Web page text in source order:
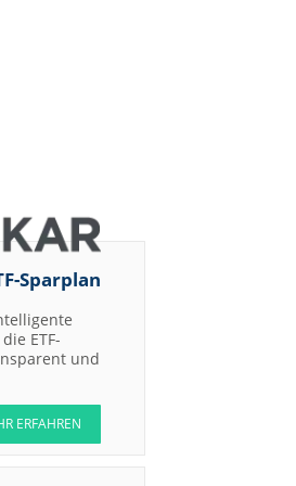
Co. KG
(Berenberg
Bank)
DZ BANK
DZ BANK
Jefferies &
Company
Jefferies &
Company
Inc.
Sparplan
ETF-
und
ERFAHREN